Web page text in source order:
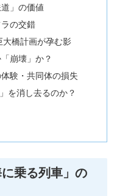
」の価値
の交錯
橋計画が孕む影
崩壊」か？
験・共同体の損失
を消し去るのか？
乗る列車」の